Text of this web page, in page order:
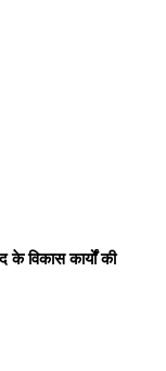
के विकास कार्यों की